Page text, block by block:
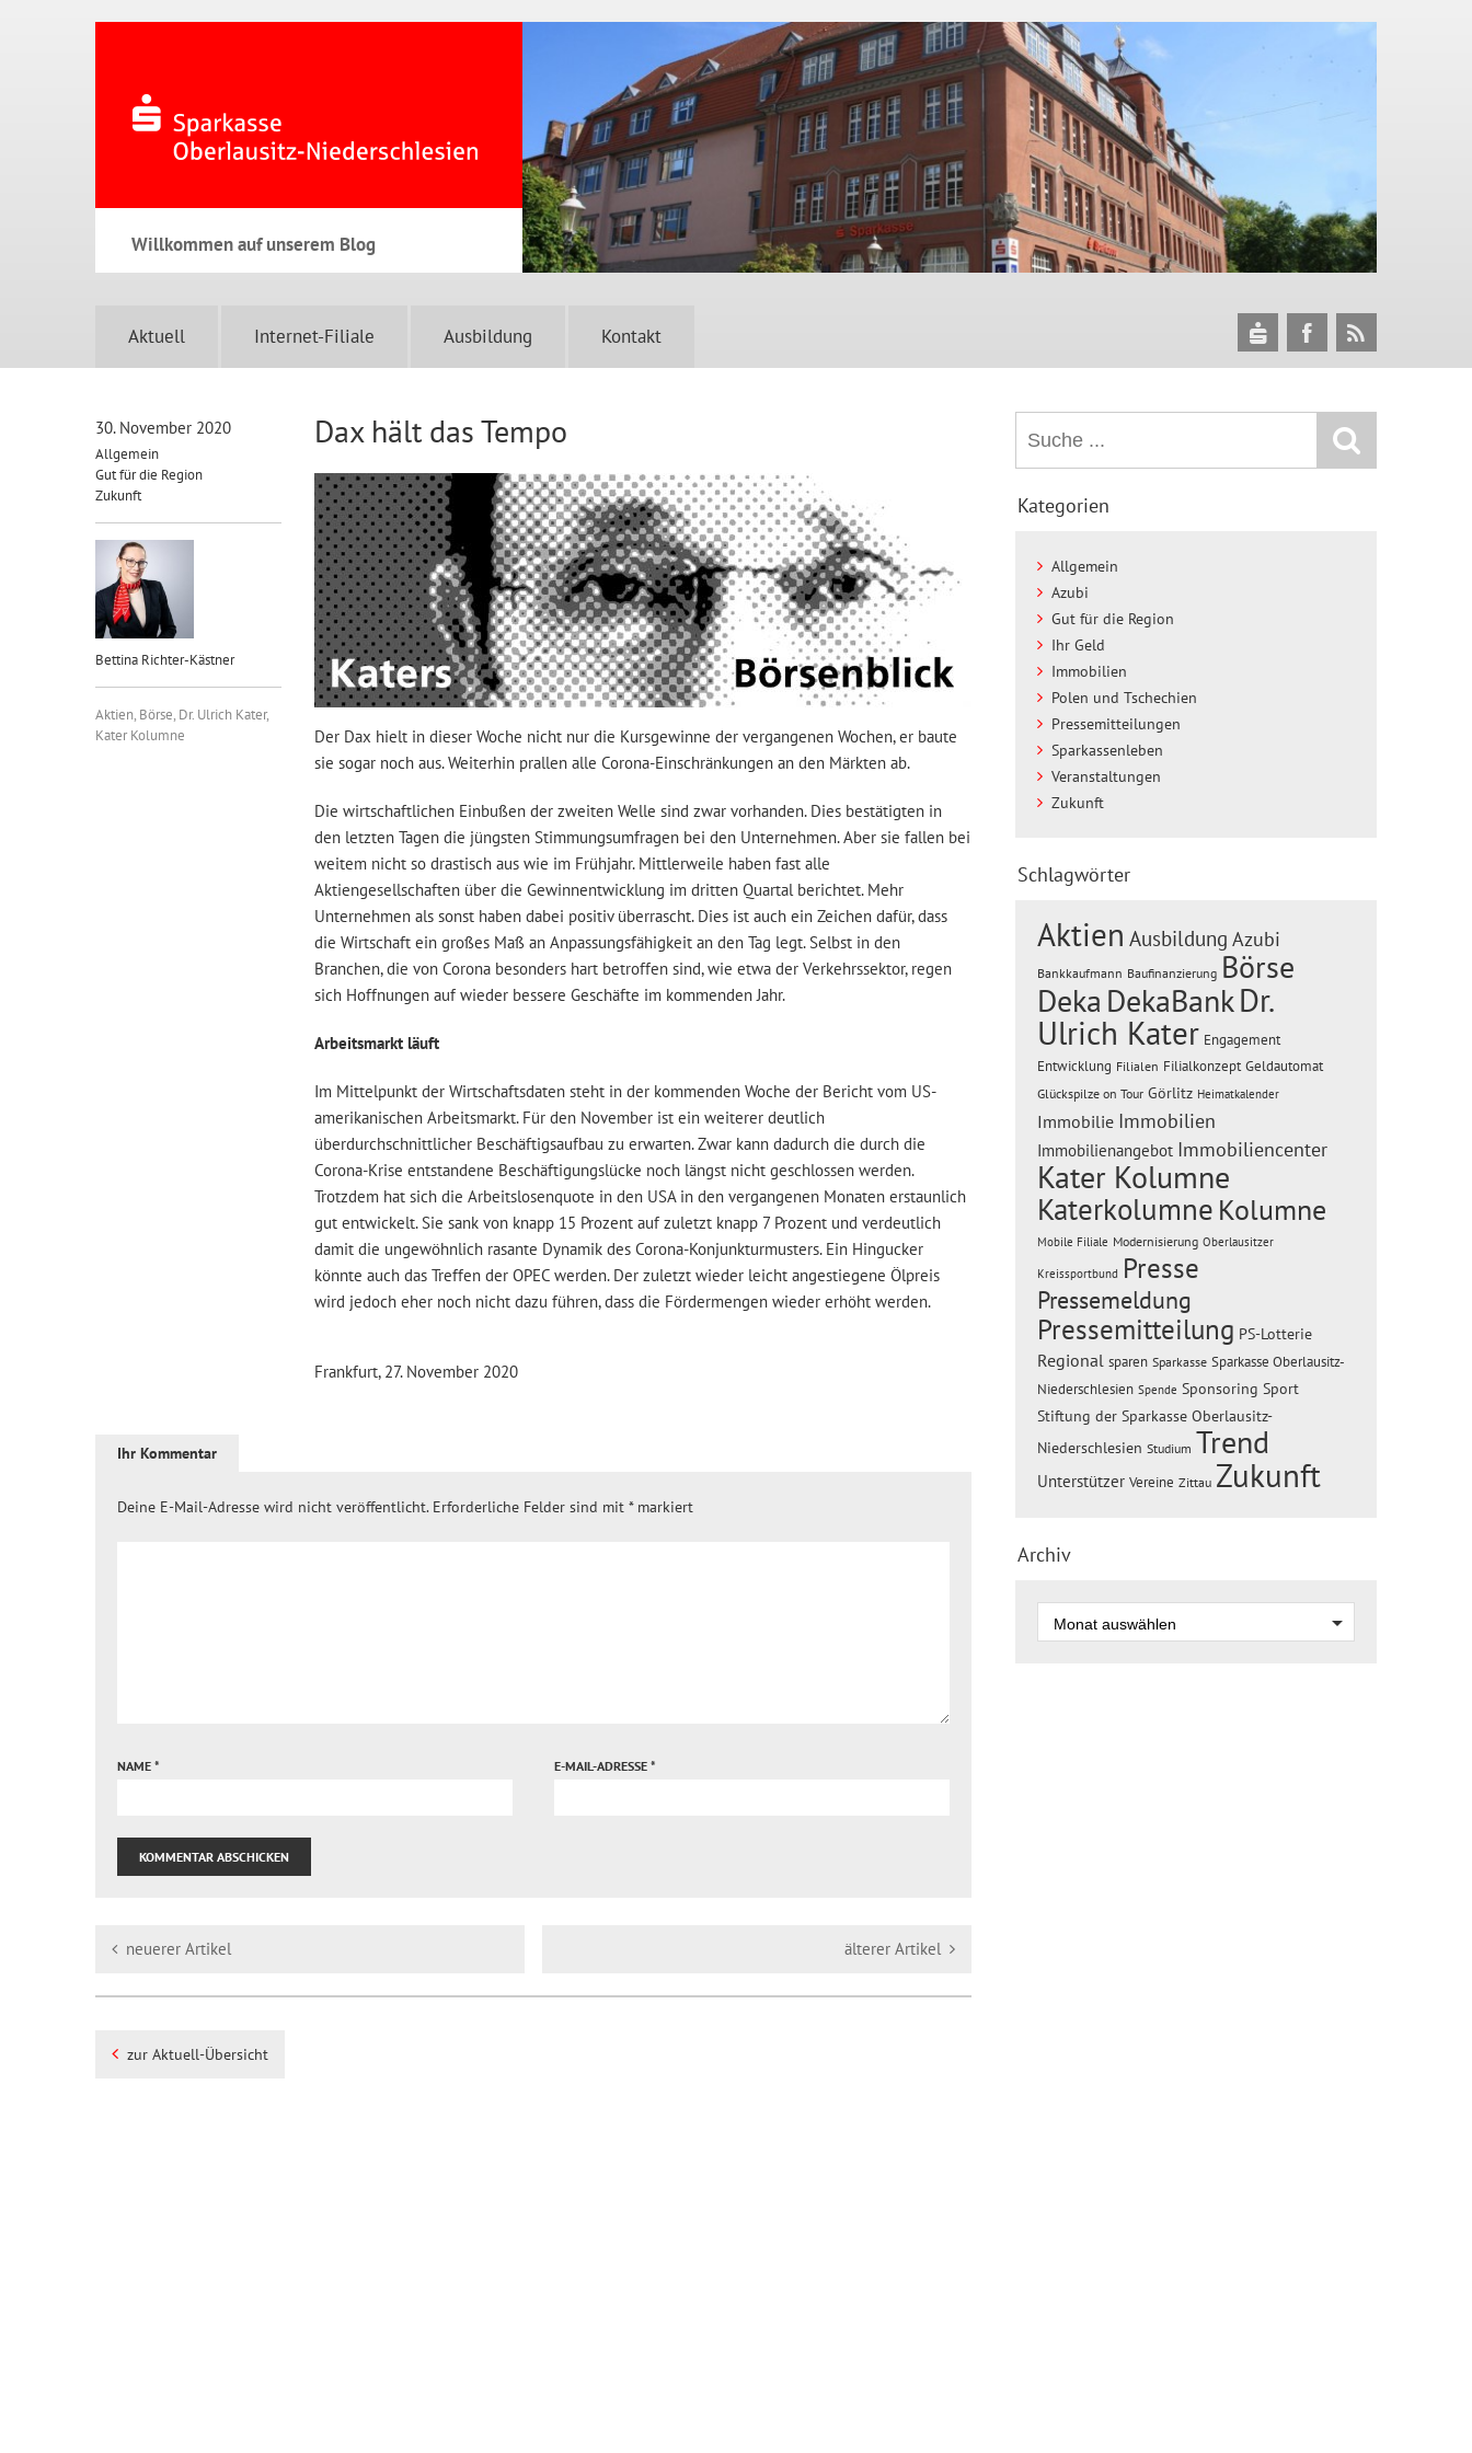
Willkommen auf unserem Blog
Aktuell Internet-Filiale Ausbildung Kontakt
30. November 2020
Allgemein
Gut für die Region
Zukunft
Bettina Richter-Kästner
Aktien, Börse, Dr. Ulrich Kater,
Kater Kolumne
Dax hält das Tempo
Der Dax hielt in dieser Woche nicht nur die Kursgewinne der vergangenen Wochen, er baute
sie sogar noch aus. Weiterhin prallen alle Corona-Einschränkungen an den Märkten ab.
Die wirtschaftlichen Einbußen der zweiten Welle sind zwar vorhanden. Dies bestätigten in
den letzten Tagen die jüngsten Stimmungsumfragen bei den Unternehmen. Aber sie fallen bei
weitem nicht so drastisch aus wie im Frühjahr. Mittlerweile haben fast alle
Aktiengesellschaften über die Gewinnentwicklung im dritten Quartal berichtet. Mehr
Unternehmen als sonst haben dabei positiv überrascht. Dies ist auch ein Zeichen dafür, dass
die Wirtschaft ein großes Maß an Anpassungsfähigkeit an den Tag legt. Selbst in den
Branchen, die von Corona besonders hart betroffen sind, wie etwa der Verkehrssektor, regen
sich Hoffnungen auf wieder bessere Geschäfte im kommenden Jahr.
Arbeitsmarkt läuft
Im Mittelpunkt der Wirtschaftsdaten steht in der kommenden Woche der Bericht vom US-
amerikanischen Arbeitsmarkt. Für den November ist ein weiterer deutlich
überdurchschnittlicher Beschäftigsaufbau zu erwarten. Zwar kann dadurch die durch die
Corona-Krise entstandene Beschäftigungslücke noch längst nicht geschlossen werden.
Trotzdem hat sich die Arbeitslosenquote in den USA in den vergangenen Monaten erstaunlich
gut entwickelt. Sie sank von knapp 15 Prozent auf zuletzt knapp 7 Prozent und verdeutlich
damit die ungewöhnlich rasante Dynamik des Corona-Konjunkturmusters. Ein Hingucker
könnte auch das Treffen der OPEC werden. Der zuletzt wieder leicht angestiegene Ölpreis
wird jedoch eher noch nicht dazu führen, dass die Fördermengen wieder erhöht werden.
Frankfurt, 27. November 2020
Ihr Kommentar
Deine E-Mail-Adresse wird nicht veröffentlicht. Erforderliche Felder sind mit *markiert
NAME * E-MAIL-ADRESSE *
neuerer Artikel älterer Artikel
zur Aktuell-Übersicht
Kategorien
Allgemein
Azubi
Gut für die Region
Ihr Geld
Immobilien
Polen und Tschechien
Pressemitteilungen
Sparkassenleben
Veranstaltungen
Zukunft
Schlagwörter
Aktien Ausbildung Azubi
Bankkaufmann Baufinanzierung Börse
Deka DekaBankDr.
Ulrich Kater Engagement
Entwicklung Filialen Filialkonzept Geldautomat
Glückspilze on Tour Görlitz Heimatkalender
Immobilie Immobilien
Immobilienangebot Immobiliencenter
Kater Kolumne
Katerkolumne Kolumne
Mobile Filiale Modernisierung Oberlausitzer
Kreissportbund Presse
Pressemeldung
Pressemitteilung PS-Lotterie
Regional sparen Sparkasse Sparkasse Oberlausitz-
Niederschlesien Spende Sponsoring Sport
Stiftung der Sparkasse Oberlausitz-
Niederschlesien Studium Trend
Unterstützer Vereine Zittau Zukunft
Archiv